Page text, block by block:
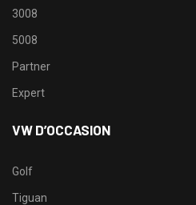
3008
5008
Partner
Expert
VW D’OCCASION
Golf
Tiguan